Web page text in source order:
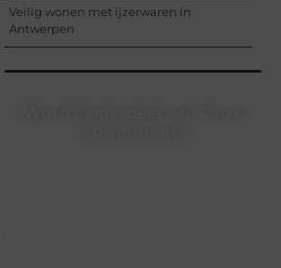
Veilig wonen met ijzerwaren in
Antwerpen